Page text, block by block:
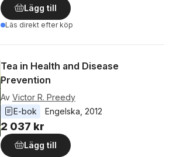
Lägg till
Läs direkt efter köp
Tea in Health and Disease
Prevention
Av Victor R. Preedy
E-bok
Engelska 2012
2 037 kr
Lägg till